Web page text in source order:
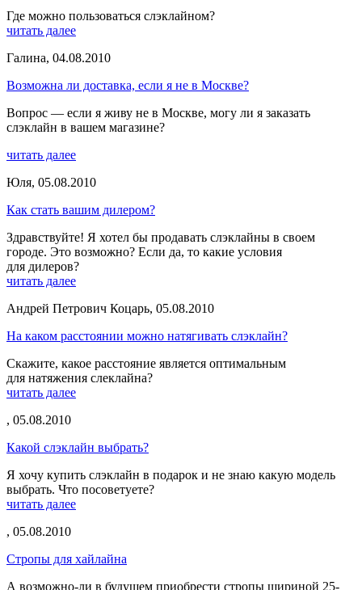
Где можно пользоваться слэклайном?
читать далее
Галина, 04.08.2010
Возможна ли доставка, если я не в Москве?
Вопрос — если я живу не в Москве, могу ли я заказать
слэклайн в вашем магазине?
читать далее
Юля, 05.08.2010
Как стать вашим дилером?
Здравствуйте! Я хотел бы продавать слэклайны в своем
городе. Это возможно? Если да, то какие условия
для дилеров?
читать далее
Андрей Петрович Коцарь, 05.08.2010
На каком расстоянии можно натягивать слэклайн?
Скажите, какое расстояние является оптимальным
для натяжения слеклайна?
читать далее
, 05.08.2010
Какой слэклайн выбрать?
Я хочу купить слэклайн в подарок и не знаю какую модель
выбрать. Что посоветуете?
читать далее
, 05.08.2010
Стропы для хайлайна
А возможно-ли в будущем приобрести стропы шириной 25-